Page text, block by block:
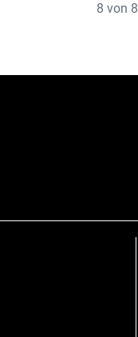
8 von 8